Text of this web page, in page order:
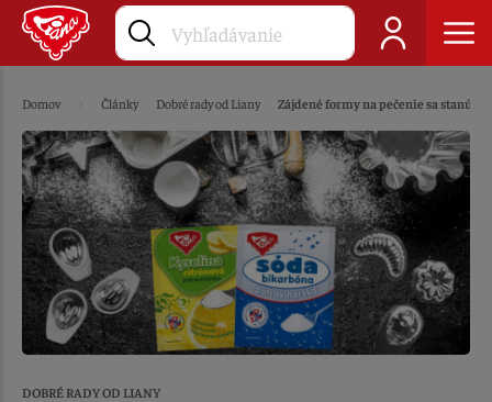
Domov Články Dobré rady od Liany Zájdené formy na pečenie sa stanú
DOBRÉ RADY OD LIANY